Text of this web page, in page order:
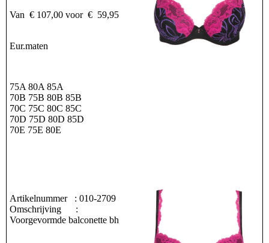
Van € 107,00 voor € 59,95
Eur.maten
75A 80A 85A
70B 75B 80B 85B
70C 75C 80C 85C
70D 75D 80D 85D
70E 75E 80E
Artikelnummer : 010-2709
Omschrijving :
Voorgevormde balconette bh